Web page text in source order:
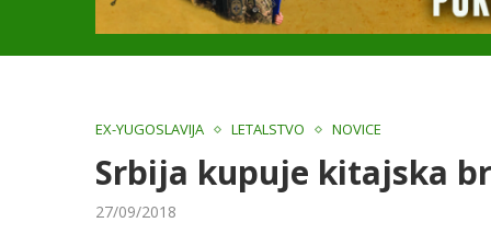
EX-YUGOSLAVIJA LETALSTVO NOVICE
Srbija kupuje kitajska
27/09/2018